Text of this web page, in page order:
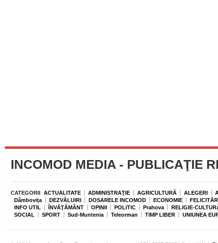
INCOMOD MEDIA - PUBLICAŢIE
CATEGORII ACTUALITATE ADMINISTRAŢIE AGRICULTURĂ ALEGERI
Dâmboviţa
DEZVĂLUIRI DOSARELE INCOMOD ECONOMIE
INFO UTIL
ÎNVĂŢĂMÂNT OPINII POLITIC Prahova
RELIGIE-
SOCIAL
SPORT Sud-Muntenia Teleorman TIMP LIBER UNIUNEA